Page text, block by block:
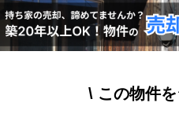
\ この物件